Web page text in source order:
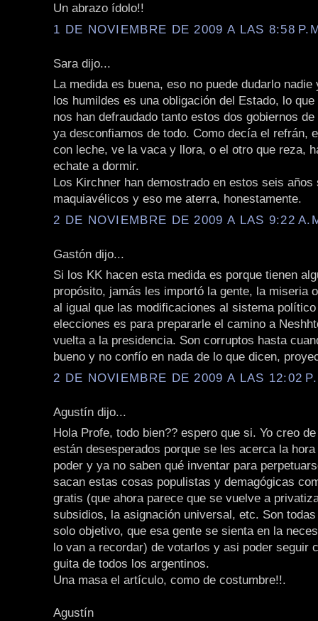
Un abrazo ídolo!!
1 DE NOVIEMBRE DE 2009 A LAS 8:58
Sara dijo...
La medida es buena, eso no puede dudarlo nadie
los humildes es una obligación del Estado, lo
nos han defraudado tanto estos dos gobiernos
ya desconfiamos de todo. Como decía el refrán,
con leche, ve la vaca y llora, o el otro que reza,
echate a dormir.
Los Kirchner han demostrado en estos seis años
maquiavélicos y eso me aterra, honestamente.
2 DE NOVIEMBRE DE 2009 A LAS 9:22
Gastón dijo...
Si los KK hacen esta medida es porque tienen
propósito, jamás les importó la gente, la miseria
al igual que las modificaciones al sistema
elecciones es para prepararle el camino a
vuelta a la presidencia. Son corruptos hasta
bueno y no confío en nada de lo que dicen,
2 DE NOVIEMBRE DE 2009 A LAS 12:02
Agustín dijo...
Hola Profe, todo bien?? espero que si. Yo creo
están desesperados porque se les acerca la
poder y ya no saben qué inventar para
sacan estas cosas populistas y demagógicas
gratis (que ahora parece que se vuelve a
subsidios, la asignación universal, etc. Son
solo objetivo, que esa gente se sienta en la
lo van a recordar) de votarlos y asi poder seguir
guita de todos los argentinos.
Una masa el artículo, como de costumbre!!.
Agustín